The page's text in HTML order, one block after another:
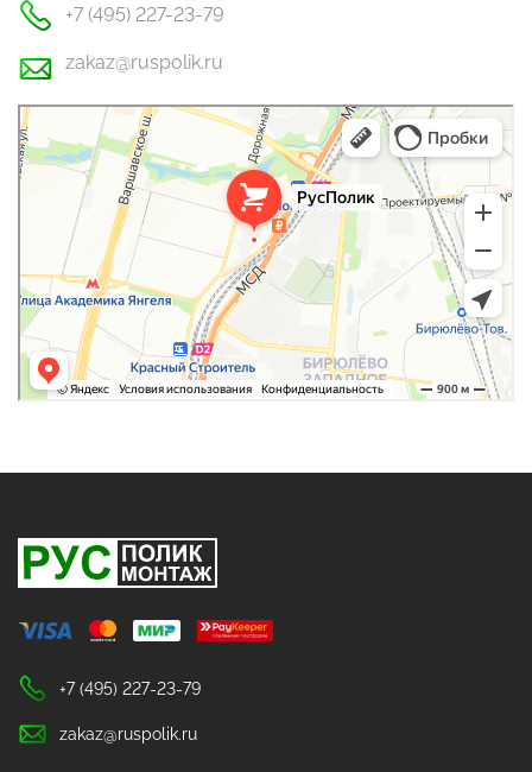
+7 (495) 227-23-79
zakaz@ruspolik.ru
РусПолик
Оргстекло, поликарбонат в Москве
Строительные и отделочные работы в Москве
+7 (495) 227-23-79
zakaz@ruspolik.ru